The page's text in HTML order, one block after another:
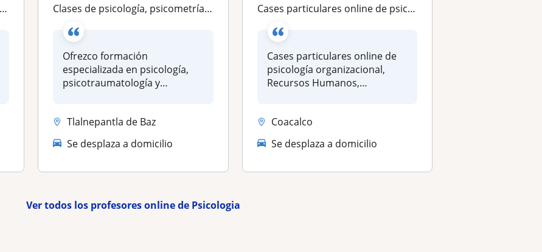
Clases de psicología, psicometría y psico traumatología
Ofrezco formación
especializada en psicología,
psicotraumatología y
Tlalnepantla de Baz
Se desplaza a domicilio
Cases particulares online de psicología organizacional, Recursos Humanos, capacitación, Desarrollo Organizacional
Cases particulares online de
psicología organizacional,
Recursos Humanos,
Coacalco
Se desplaza a domicilio
Ver todos los profesores online de Psicologia